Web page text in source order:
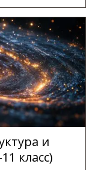
и
класс)